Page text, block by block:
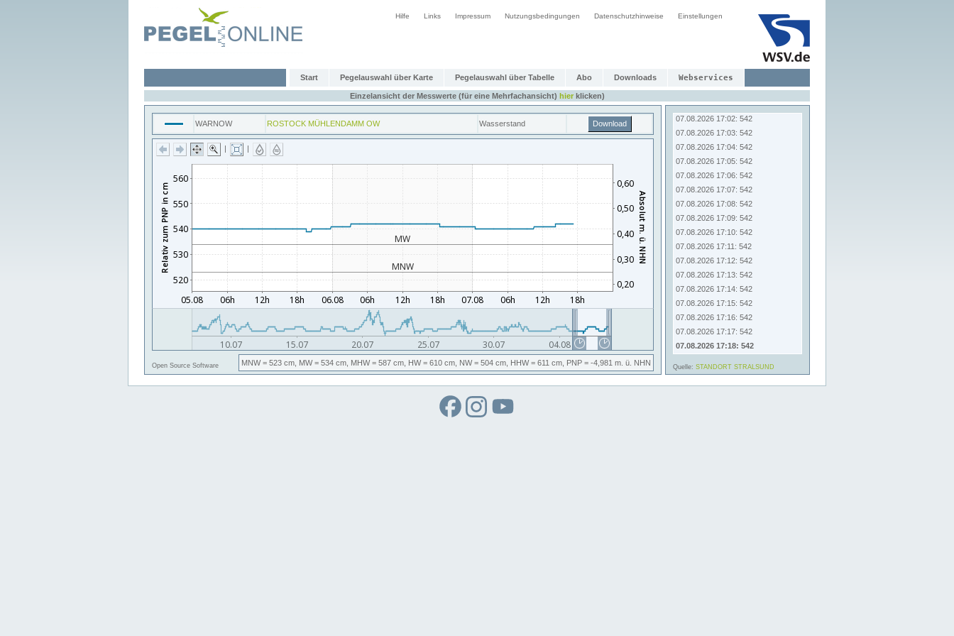
Hilfe Links Impressum Nutzungsbedingungen Datenschutzhinweise Einstellungen
Start Pegelauswahl über Karte Pegelauswahl über Tabelle Abo Downloads Webservices
Einzelansicht der Messwerte (für eine Mehrfachansicht) hierklicken)
WARNOW ROSTOCK MÜHLENDAMM OW Wasserstand Download
| |
Open Source Software MNW= 523 cm, MW= 534 cm, MHW= 587 cm, HW= 610 cm, NW= 504 cm, HHW= 611 cm, PNP = -4,981 m. ü. NHN
07.08.2026 16:55: 542
07.08.2026 16:59: 542
07.08.2026 17:00: 542
07.08.2026 17:01: 542
07.08.2026 17:02: 542
07.08.2026 17:03: 542
07.08.2026 17:04: 542
07.08.2026 17:05: 542
07.08.2026 17:06: 542
07.08.2026 17:07: 542
07.08.2026 17:08: 542
07.08.2026 17:09: 542
07.08.2026 17:10: 542
07.08.2026 17:11: 542
07.08.2026 17:12: 542
07.08.2026 17:13: 542
07.08.2026 17:14: 542
07.08.2026 17:15: 542
07.08.2026 17:16: 542
07.08.2026 17:17: 542
07.08.2026 17:18: 542
Quelle: STANDORT STRALSUND